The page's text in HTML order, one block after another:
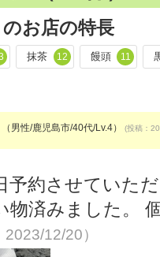
お店の特長
抹茶 12 饅頭 11
男性/鹿児島市/40代/Lv.4） (投稿：
予約させていた
物済みました。
12/20）